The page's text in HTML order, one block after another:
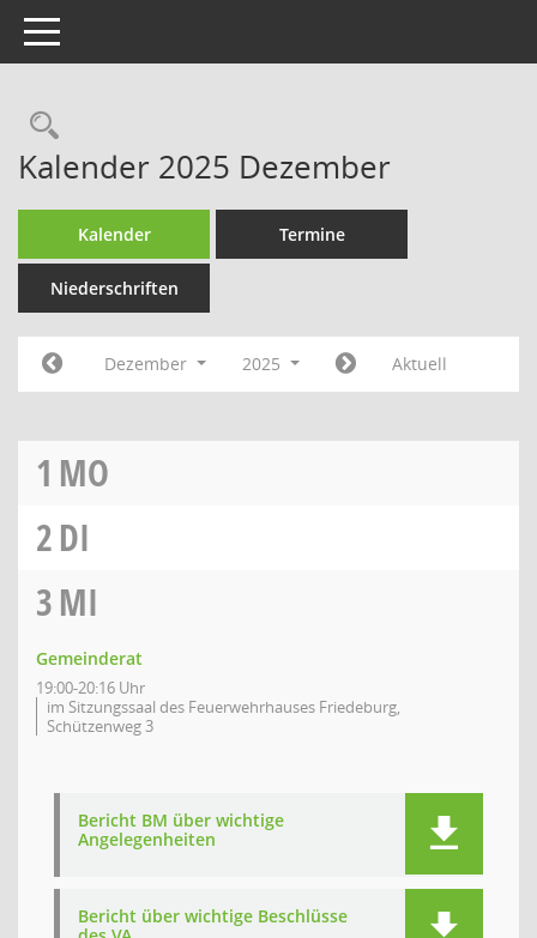
Toggle navigation
Rechercheauswahl
Kalender 2025 Dezember
Kalender Termine
Niederschriften
Dezember 2025 Aktuell
1 MO
2DI
3MI
Gemeinderat
19:00-20:16 Uhr
im Sitzungssaal des Feuerwehrhauses Friedeburg,
Schützenweg 3
Bericht BM über wichtige
Angelegenheiten
Bericht über wichtige Beschlüsse